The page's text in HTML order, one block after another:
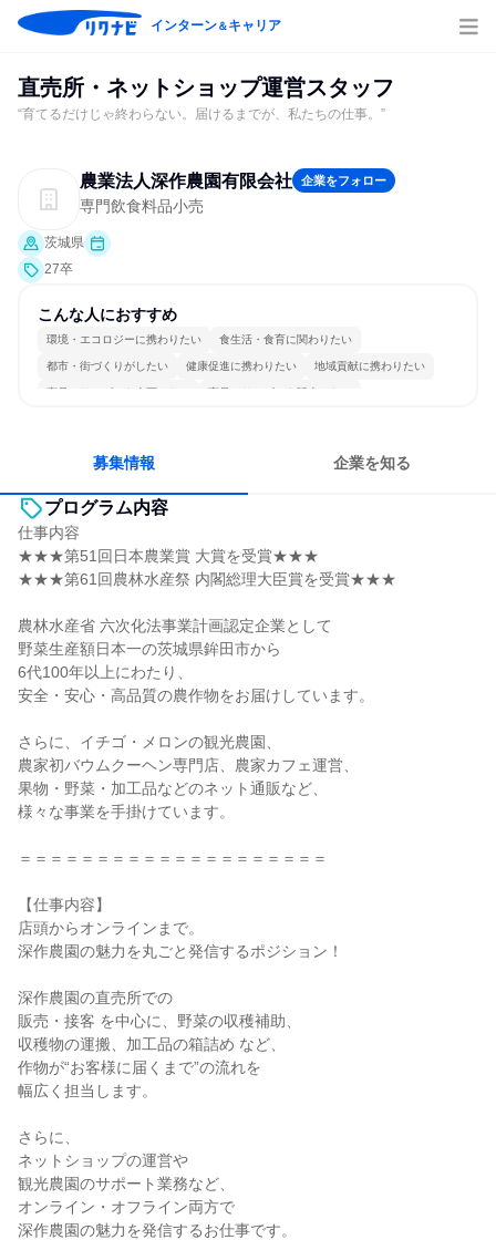
インターン＆キャリア
直売所・ネットショップ運営スタッフ
“育てるだけじゃ終わらない。届けるまでが、私たちの仕事。”
農業法人深作農園有限会社 企業をフォロー
専門飲食料品小売
茨城県
27卒
こんな人におすすめ
環境・エコロジーに携わりたい 食生活・食育に関わりたい
都市・街づくりがしたい 健康促進に携わりたい 地域貢献に携わりたい
商品・サービスを企画したい 商品・サービスを販売したい
募集情報 企業を知る
プログラム内容
仕事内容
★★★第51回日本農業賞 大賞を受賞★★★
★★★第61回農林水産祭 内閣総理大臣賞を受賞★★★
農林水産省 六次化法事業計画認定企業として
野菜生産額日本一の茨城県鉾田市から
6代100年以上にわたり、
安全・安心・高品質の農作物をお届けしています。
さらに、イチゴ・メロンの観光農園、
農家初バウムクーヘン専門店、農家カフェ運営、
果物・野菜・加工品などのネット通販など、
様々な事業を手掛けています。
＝＝＝＝＝＝＝＝＝＝＝＝＝＝＝＝＝＝＝＝
【仕事内容】
店頭からオンラインまで。
深作農園の魅力を丸ごと発信するポジション！
深作農園の直売所での
販売・接客 を中心に、野菜の収穫補助、
収穫物の運搬、加工品の箱詰め など、
作物が“お客様に届くまで”の流れを
幅広く担当します。
さらに、
ネットショップの運営や
観光農園のサポート業務など、
オンライン・オフライン両方で
深作農園の魅力を発信するお仕事です。